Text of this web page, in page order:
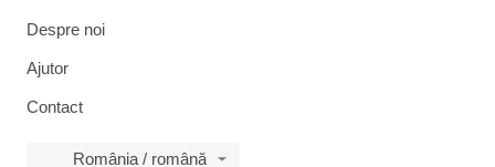
Despre noi
Ajutor
Contact
România / română